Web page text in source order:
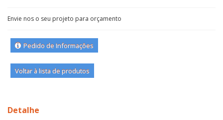
Envie nos o seu projeto para orçamento
Pedido de Informações
Voltar à lista de produtos
Detalhe